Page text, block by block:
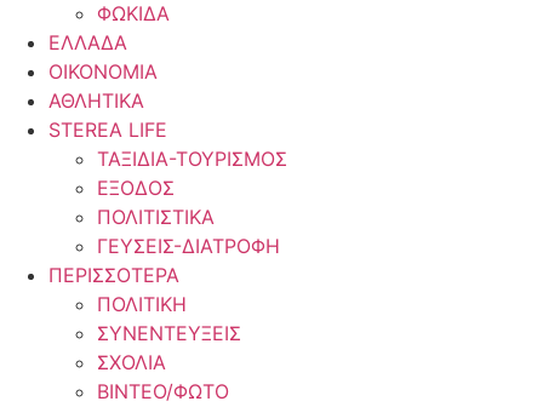
ΦΩΚΙΔΑ
ΕΛΛΑΔΑ
ΟΙΚΟΝΟΜΙΑ
ΑΘΛΗΤΙΚΑ
STEREA LIFE
ΤΑΞΙΔΙΑ-ΤΟΥΡΙΣΜΟΣ
ΕΞΟΔΟΣ
ΠΟΛΙΤΙΣΤΙΚΑ
ΓΕΥΣΕΙΣ-ΔΙΑΤΡΟΦΗ
ΠΕΡΙΣΣΟΤΕΡΑ
ΠΟΛΙΤΙΚΗ
ΣΥΝΕΝΤΕΥΞΕΙΣ
ΣΧΟΛΙΑ
ΒΙΝΤΕΟ/ΦΩΤΟ